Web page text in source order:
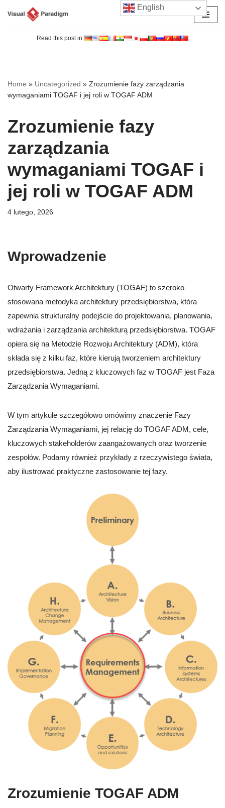
Read this post in:
Home » Uncategorized » Zrozumienie fazy zarządzania
wymaganiami TOGAF i jej roli w TOGAF ADM
Zrozumienie fazy
zarządzania
wymaganiami TOGAF i
jej roli w TOGAF ADM
4 lutego, 2026
Wprowadzenie
Otwarty Framework Architektury (TOGAF) to szeroko
stosowana metodyka architektury przedsiębiorstwa, która
zapewnia strukturalny podejście do projektowania, planowania,
wdrażania i zarządzania architekturą przedsiębiorstwa. TOGAF
opiera się na Metodzie Rozwoju Architektury (ADM), która
składa się z kilku faz, które kierują tworzeniem architektury
przedsiębiorstwa. Jedną z kluczowych faz w TOGAF jest Faza
Zarządzania Wymaganiami.
W tym artykule szczegółowo omówimy znaczenie Fazy
Zarządzania Wymaganiami, jej relację do TOGAF ADM, cele,
kluczowych stakeholderów zaangażowanych oraz tworzenie
zespołów. Podamy również przykłady z rzeczywistego świata,
aby ilustrować praktyczne zastosowanie tej fazy.
Zrozumienie TOGAF ADM
English